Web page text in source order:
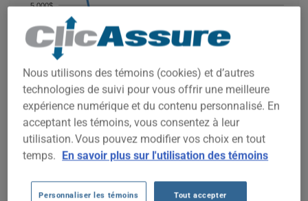
2021 2022 2023 2024 2025 2026
3 000$
4 000$
5 000$
OBTENEZ UNE ASSURANCE À BAS PRIX POUR VOTRE AUDI A3
Nous utilisons des témoins (cookies) et d’autres
technologies de suivi pour vous offrir une meilleure
expérience numérique et du contenu personnalisé. En
acceptant les témoins, vous consentez à leur
utilisation. Vous pouvez modifier vos choix en tout
temps. En savoir plus sur l'utilisation des témoins
Personnaliser les témoins Tout accepter